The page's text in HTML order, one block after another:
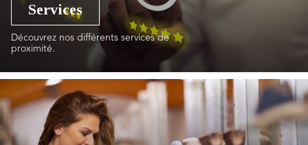
Services
Découvrez nos différents services de
proximité.